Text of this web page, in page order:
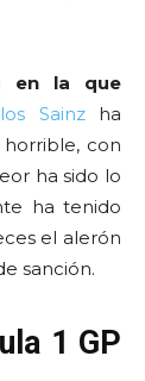
en la que
Sainzha
con
ha sido lo
ha tenido
el alerón
sanción.
1 GP